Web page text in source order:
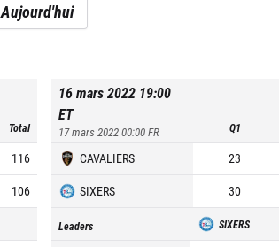
Aujourd'hui
Total
116
106
16 mars 2022 19:00
ET
17 mars 2022 00:00FR Q1
CAVALIERS 23
SIXERS
30
Leaders SIXERS